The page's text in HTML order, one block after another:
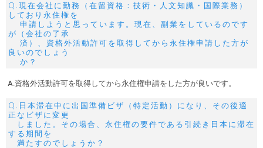
Q.現在会社に勤務（在留資格：技術・人文知識・国際業務）
しており永住権を
申請しようと思っています。現在、副業をしているのです
が（会社の了承
済）、資格外活動許可を取得してから永住権申請した方が
良いのでしょう
か？
A.資格外活動許可を取得してから永住権申請をした方が良いです。
Q.日本滞在中に出国準備ビザ（特定活動）になり、その後適
正なビザに変更
しました。その場合、永住権の要件である引続き日本に滞在
する期間を
満たすのでしょうか？